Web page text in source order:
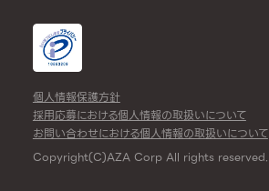
個人情報保護方針
採用応募における個人情報の取扱いについて
お問い合わせにおける個人情報の取扱いについて
Copyright(C)AZA Corp All rights reserved.